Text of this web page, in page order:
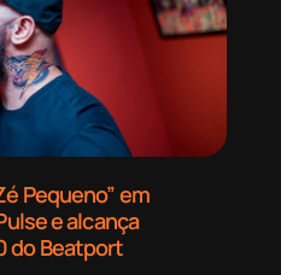
Pequeno” em
e alcança
do Beatport